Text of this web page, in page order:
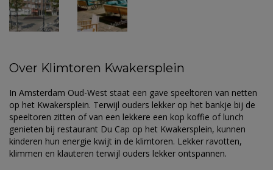
Over Klimtoren Kwakersplein
In Amsterdam Oud-West staat een gave speeltoren van netten
op het Kwakersplein. Terwijl ouders lekker op het bankje bij de
speeltoren zitten of van een lekkere een kop koffie of lunch
genieten bij restaurant Du Cap op het Kwakersplein, kunnen
kinderen hun energie kwijt in de klimtoren. Lekker ravotten,
klimmen en klauteren terwijl ouders lekker ontspannen.